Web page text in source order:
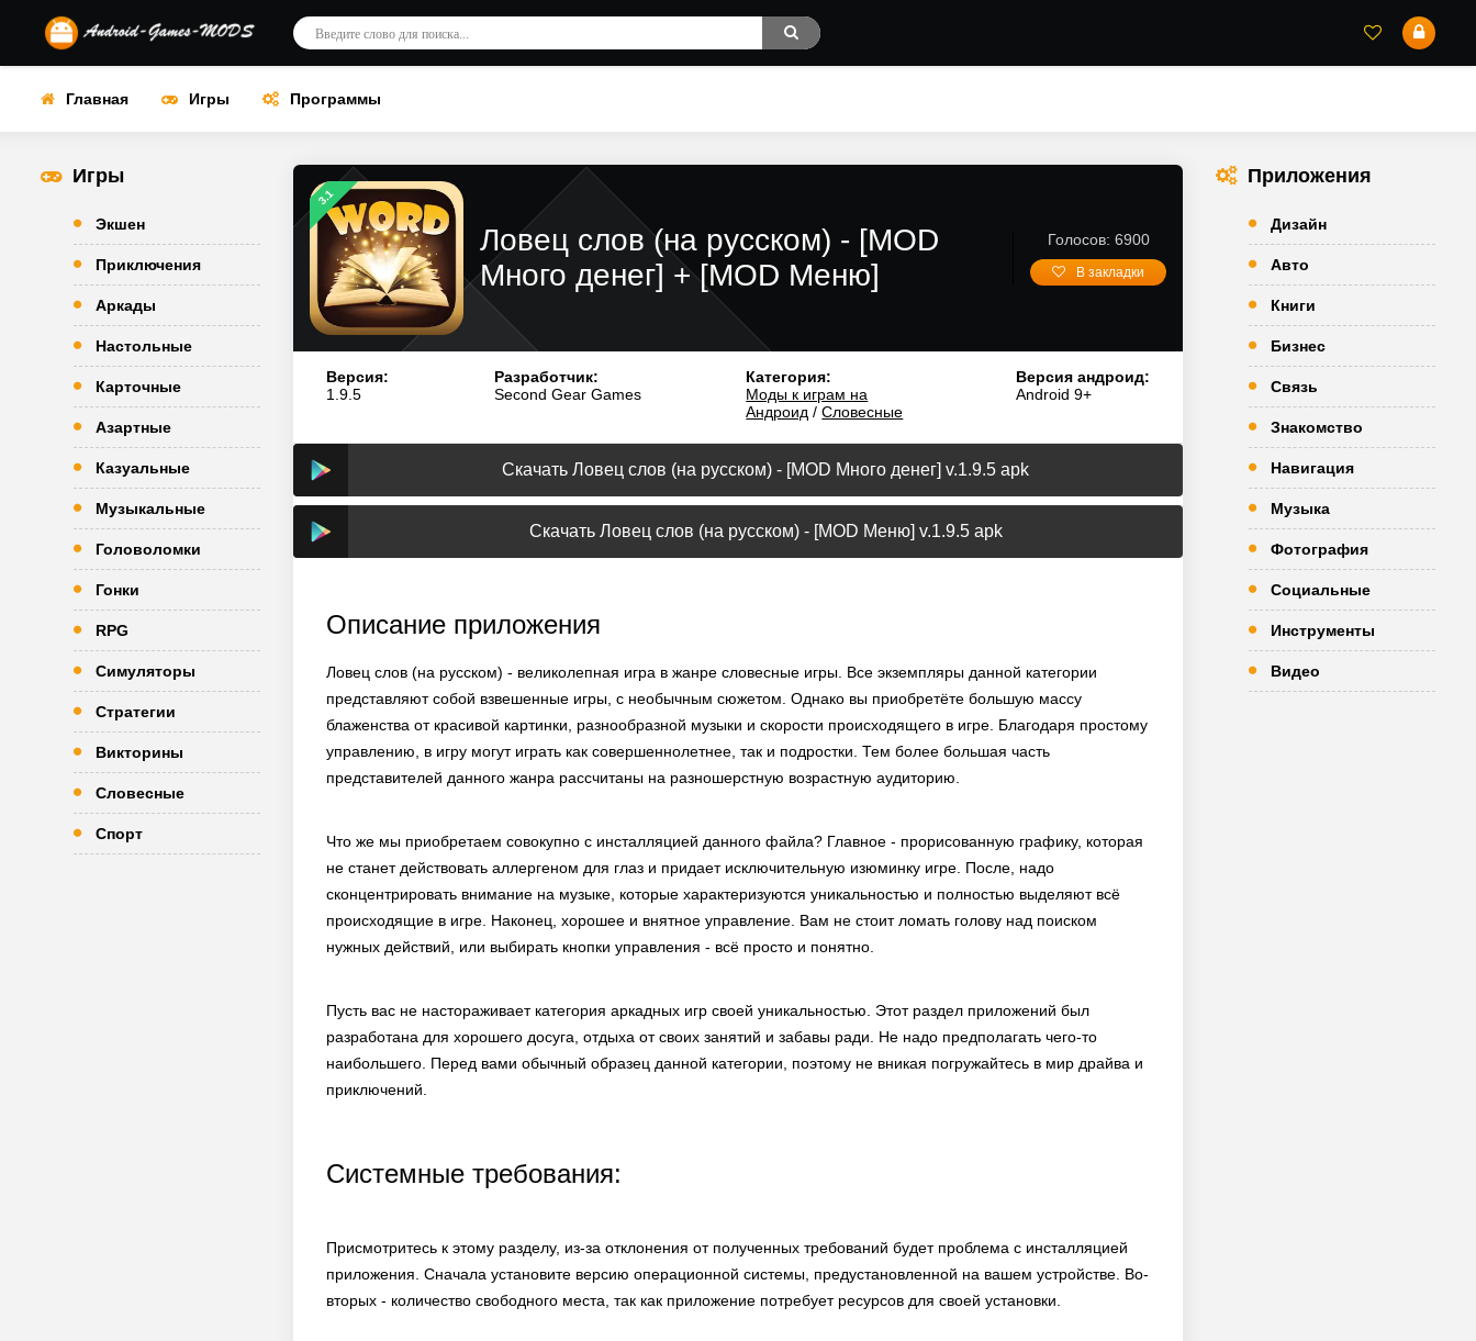
Главная Игры Программы
Игры
Экшен
Приключения
Аркады
Настольные
Карточные
Азартные
Казуальные
Музыкальные
Головоломки
Гонки
RPG
Симуляторы
Стратегии
Викторины
Словесные
Спорт
3.1
Ловец слов (на русском) - [MOD
Много денег] + [MOD Меню]
Голосов: 6900
В закладки
Версия:
1.9.5
Разработчик:
Second Gear Games
Категория:
Моды к играм на
Андроид /Словесные
Версия андроид:
Android 9+
Скачать Ловец слов (на русском) - [MOD Много денег] v.1.9.5 apk
Скачать Ловец слов (на русском) - [MOD Меню] v.1.9.5 apk
Описание приложения
Ловец слов (на русском) - великолепная игра в жанре словесные игры. Все экземпляры данной категории
представляют собой взвешенные игры, с необычным сюжетом. Однако вы приобретёте большую массу
блаженства от красивой картинки, разнообразной музыки и скорости происходящего в игре. Благодаря простому
управлению, в игру могут играть как совершеннолетнее, так и подростки. Тем более большая часть
представителей данного жанра рассчитаны на разношерстную возрастную аудиторию.
Что же мы приобретаем совокупно с инсталляцией данного файла? Главное - прорисованную графику, которая
не станет действовать аллергеном для глаз и придает исключительную изюминку игре. После, надо
сконцентрировать внимание на музыке, которые характеризуются уникальностью и полностью выделяют всё
происходящие в игре. Наконец, хорошее и внятное управление. Вам не стоит ломать голову над поиском
нужных действий, или выбирать кнопки управления - всё просто и понятно.
Пусть вас не настораживает категория аркадных игр своей уникальностью. Этот раздел приложений был
разработана для хорошего досуга, отдыха от своих занятий и забавы ради. Не надо предполагать чего-то
наибольшего. Перед вами обычный образец данной категории, поэтому не вникая погружайтесь в мир драйва и
приключений.
Системные требования:
Присмотритесь к этому разделу, из-за отклонения от полученных требований будет проблема с инсталляцией
приложения. Сначала установите версию операционной системы, предустановленной на вашем устройстве. Во-
вторых - количество свободного места, так как приложение потребует ресурсов для своей установки.
Приложения
Дизайн
Авто
Книги
Бизнес
Связь
Знакомство
Навигация
Музыка
Фотография
Социальные
Инструменты
Видео